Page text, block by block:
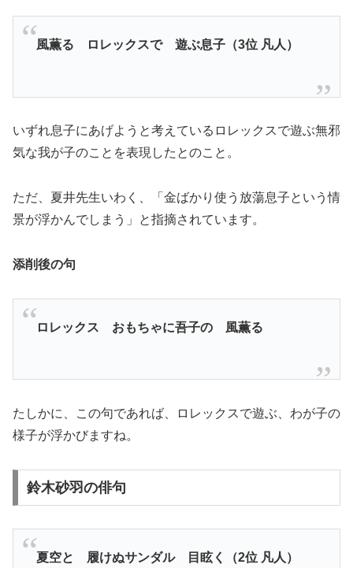
風薫る ロレックスで 遊ぶ息子（3位 凡人）
いずれ息子にあげようと考えているロレックスで遊ぶ無邪
気な我が子のことを表現したとのこと。
ただ、夏井先生いわく、「金ばかり使う放蕩息子という情
景が浮かんでしまう」と指摘されています。
添削後の句
ロレックス おもちゃに吾子の 風薫る
たしかに、この句であれば、ロレックスで遊ぶ、わが子の
様子が浮かびますね。
鈴木砂羽の俳句
夏空と 履けぬサンダル 目眩く（2位 凡人）